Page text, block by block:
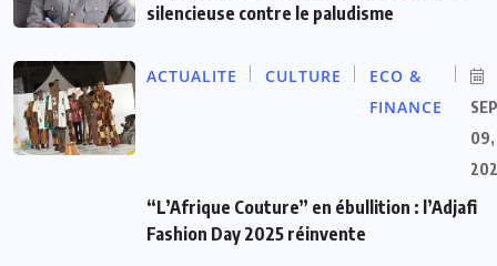
silencieuse contre le paludisme
ACTUALITE CULTURE
ECO &
FINANCE
SEP
09,
“L’Afrique Couture” en ébullition : l’Adjafi
Fashion Day 2025 réinvente